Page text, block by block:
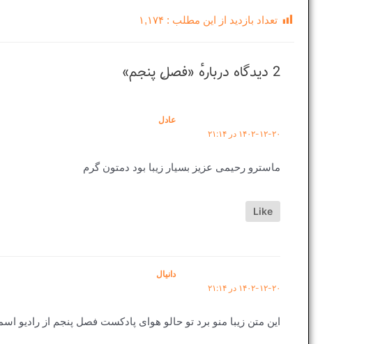
تعداد بازدید از این مطلب : ۱,۱۷۴
2 دیدگاه دربارهٔ «فصلِ پنجم»
عادل
۱۴۰۲-۱۲-۲۰ در ۲۱:۱۴
ماسترو رحیمی عزیز بسیار زیبا بود دمتون گرم
Like
دانیال
۱۴۰۲-۱۲-۲۰ در ۲۱:۱۴
این متن زیبا منو برد تو حالو هوای پادکست فصل پنجم از رادیو